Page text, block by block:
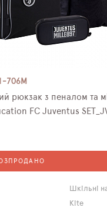
706M
рюкзак з пеналом та
FC Juventus
Шкільні
Kite